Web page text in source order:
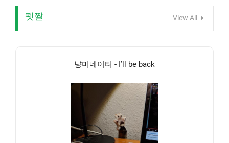
펫짤 View All
냥미네이터 - I’ll be back